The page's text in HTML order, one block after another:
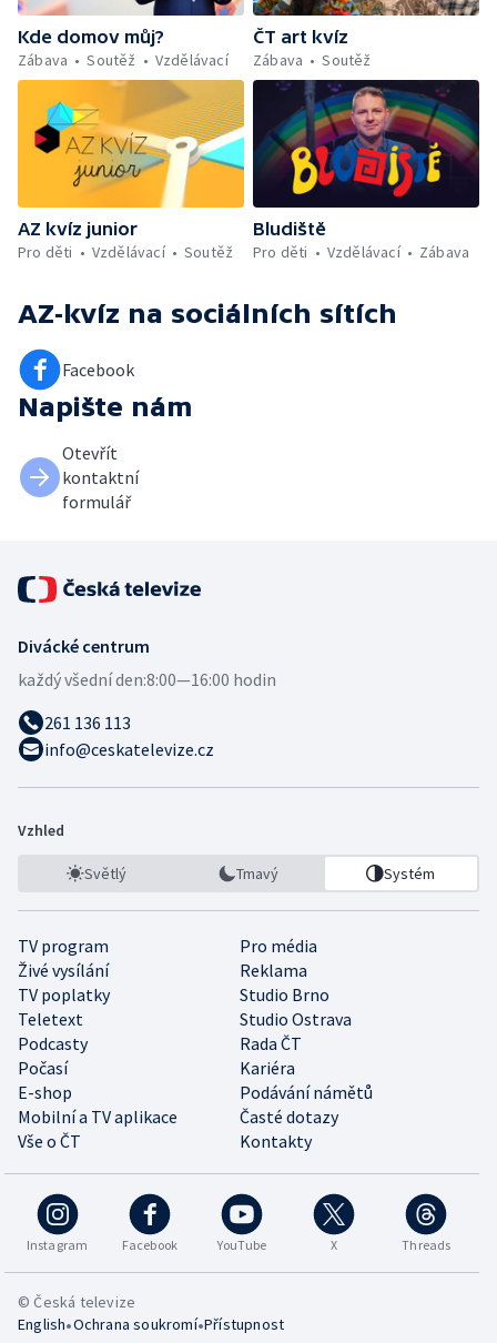
Kde domov můj?
Zábava
Soutěž Vzdělávací
ČT art kvíz
Zábava
Soutěž
AZ kvíz junior
Pro děti
Vzdělávací Soutěž
Bludiště
Pro děti
Vzdělávací Zábava
AZ-kvíz na sociálních sítích
Facebook
Napište nám
Otevřít
kontaktní
formulář
Divácké centrum
každý všední den:8:00—16:00 hodin
261 136 113
info@ceskatelevize.cz
Vzhled
Světlý Tmavý Systém
TV program
Pro média
Živé vysílání
Reklama
TV poplatky
Studio Brno
Teletext
Studio Ostrava
Podcasty
Rada ČT
Počasí
Kariéra
E-shop
Podávání námětů
Mobilní a TV aplikace
Časté dotazy
Vše o ČT
Kontakty
Instagram Facebook YouTube X Threads
© Česká televize
English•Ochrana soukromí•Přístupnost